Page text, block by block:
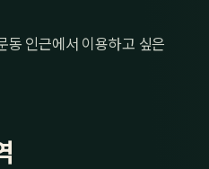
동 인근에서 이용하고 싶은